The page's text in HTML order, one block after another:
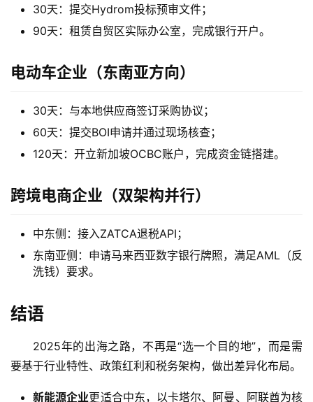
30天：提交Hydrom投标预审文件；
90天：租赁自贸区实际办公室，完成银行开户。
电动车企业（东南亚方向）
30天：与本地供应商签订采购协议；
60天：提交BOI申请并通过现场核查；
120天：开立新加坡OCBC账户，完成资金链搭建。
跨境电商企业（双架构并行）
中东侧：接入ZATCA退税API；
东南亚侧：申请马来西亚数字银行牌照，满足AML（反
洗钱）要求。
结语
2025年的出海之路，不再是“选一个目的地”，而是需
要基于行业特性、政策红利和税务架构，做出差异化布局。
新能源企业更适合中东，以卡塔尔、阿曼、阿联酋为核